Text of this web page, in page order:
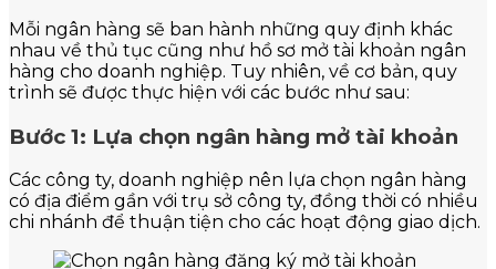
Mỗi ngân hàng sẽ ban hành những quy định khác
nhau về thủ tục cũng như hồ sơ mở tài khoản ngân
hàng cho doanh nghiệp. Tuy nhiên, về cơ bản, quy
trình sẽ được thực hiện với các bước như sau:
Bước 1: Lựa chọn ngân hàng mở tài khoản
Các công ty, doanh nghiệp nên lựa chọn ngân hàng
có địa điểm gần với trụ sở công ty, đồng thời có nhiều
chi nhánh để thuận tiện cho các hoạt động giao dịch.